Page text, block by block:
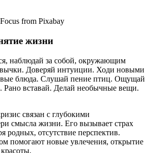
from Pixabay
жизни
наблюдай за собой, окружающим
Доверяй интуиции. Ходи новыми
блюда. Слушай пение птиц. Ощущай
Рано вставай. Делай необычные вещи.
связан с глубокими
смысла жизни. Его вызывает страх
родных, отсутствие перспектив.
помогают новые увлечения, открытие